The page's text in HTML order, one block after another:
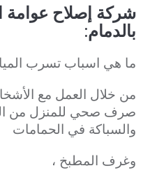
شركة إصلاح عوامة
بالدمام:
ما هي اسباب تسرب
من خلال العمل مع
صرف صحي للمنزل من
والسباكة في الحمامات
وغرف المطبخ ،